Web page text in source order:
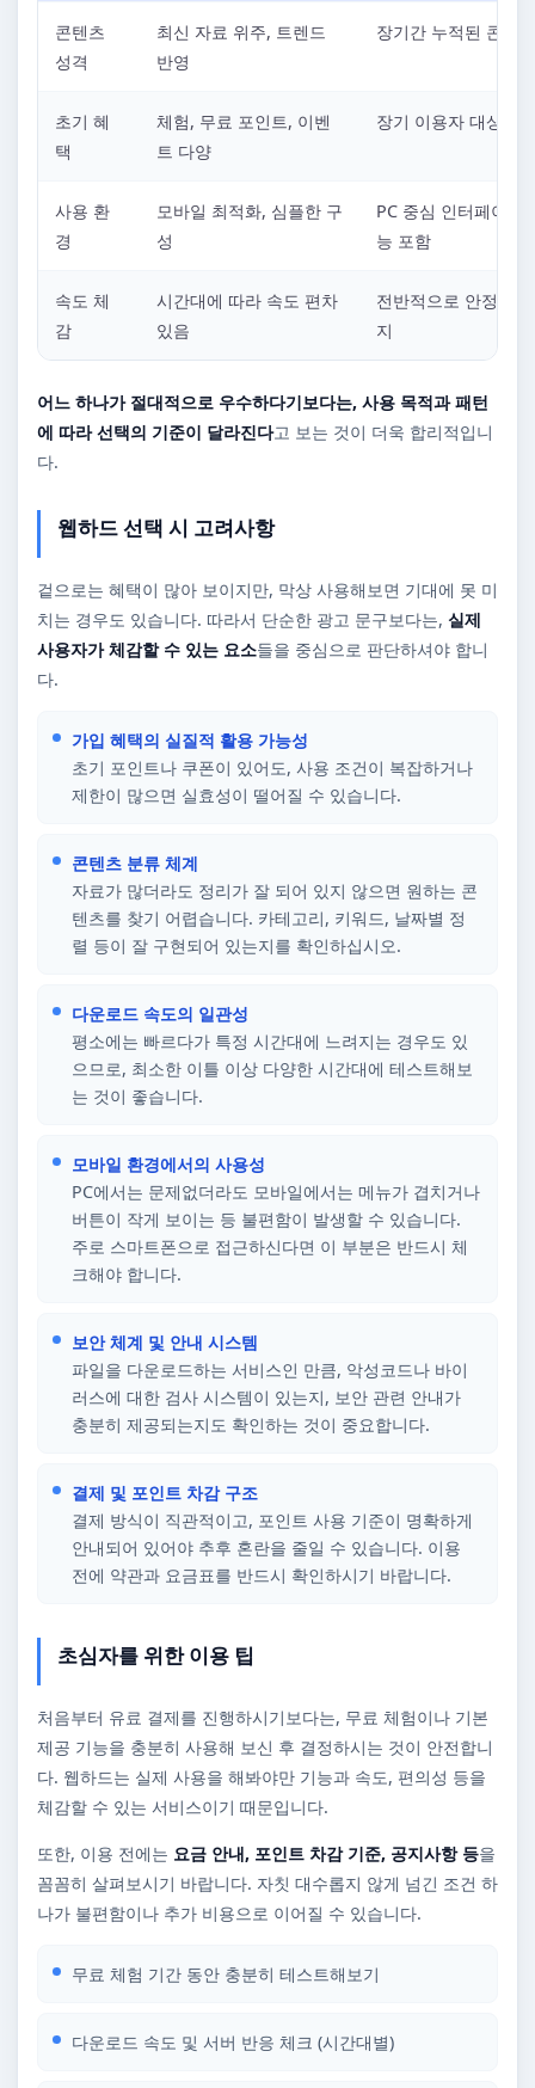
콘텐츠
성격
최신 자료 위주, 트렌드
반영
장기간 누적된 콘텐
초기 혜
택
체험, 무료 포인트, 이벤
트 다양
장기 이용자 대상 혜
사용 환
경
모바일 최적화, 심플한 구
성
PC 중심 인터페이스,
능 포함
속도 체
감
시간대에 따라 속도 편차
있음
전반적으로 안정적
지
어느 하나가 절대적으로 우수하다기보다는, 사용 목적과 패턴
에 따라 선택의 기준이 달라진다고 보는 것이 더욱 합리적입니
다.
웹하드 선택 시 고려사항
겉으로는 혜택이 많아 보이지만, 막상 사용해보면 기대에 못 미
치는 경우도 있습니다. 따라서 단순한 광고 문구보다는, 실제
사용자가 체감할 수 있는 요소들을 중심으로 판단하셔야 합니
다.
가입 혜택의 실질적 활용 가능성
초기 포인트나 쿠폰이 있어도, 사용 조건이 복잡하거나
제한이 많으면 실효성이 떨어질 수 있습니다.
콘텐츠 분류 체계
자료가 많더라도 정리가 잘 되어 있지 않으면 원하는 콘
텐츠를 찾기 어렵습니다. 카테고리, 키워드, 날짜별 정
렬 등이 잘 구현되어 있는지를 확인하십시오.
다운로드 속도의 일관성
평소에는 빠르다가 특정 시간대에 느려지는 경우도 있
으므로, 최소한 이틀 이상 다양한 시간대에 테스트해보
는 것이 좋습니다.
모바일 환경에서의 사용성
PC에서는 문제없더라도 모바일에서는 메뉴가 겹치거나
버튼이 작게 보이는 등 불편함이 발생할 수 있습니다.
주로 스마트폰으로 접근하신다면 이 부분은 반드시 체
크해야 합니다.
보안 체계 및 안내 시스템
파일을 다운로드하는 서비스인 만큼, 악성코드나 바이
러스에 대한 검사 시스템이 있는지, 보안 관련 안내가
충분히 제공되는지도 확인하는 것이 중요합니다.
결제 및 포인트 차감 구조
결제 방식이 직관적이고, 포인트 사용 기준이 명확하게
안내되어 있어야 추후 혼란을 줄일 수 있습니다. 이용
전에 약관과 요금표를 반드시 확인하시기 바랍니다.
초심자를 위한 이용 팁
처음부터 유료 결제를 진행하시기보다는, 무료 체험이나 기본
제공 기능을 충분히 사용해 보신 후 결정하시는 것이 안전합니
다. 웹하드는 실제 사용을 해봐야만 기능과 속도, 편의성 등을
체감할 수 있는 서비스이기 때문입니다.
또한, 이용 전에는 요금 안내, 포인트 차감 기준, 공지사항 등을
꼼꼼히 살펴보시기 바랍니다. 자칫 대수롭지 않게 넘긴 조건 하
나가 불편함이나 추가 비용으로 이어질 수 있습니다.
무료 체험 기간 동안 충분히 테스트해보기
다운로드 속도 및 서버 반응 체크 (시간대별)